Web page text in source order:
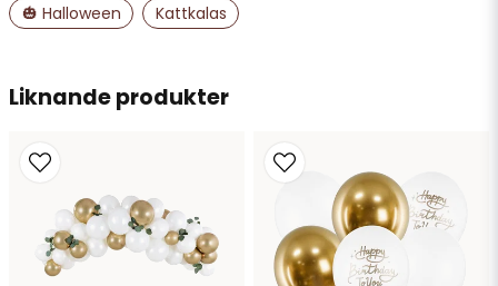
email
Mejladress
Liknande produkter
🎃 Halloween
Kattkalas